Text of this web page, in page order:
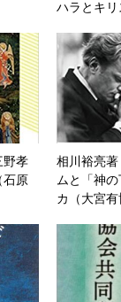
ハラとキ
野孝
原
相川裕亮
ムと「神
カ（大宮有